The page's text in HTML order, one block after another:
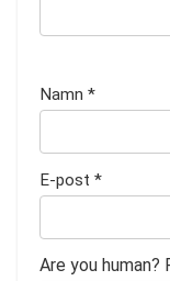
Namn *
E-post *
Are you human?